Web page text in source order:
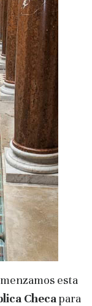
esta
Checapara